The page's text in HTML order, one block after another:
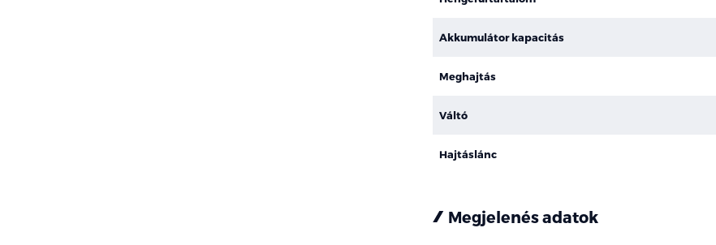
Akkumulátor kapacitás
Meghajtás
Váltó
Hajtáslánc
Megjelenés adatok